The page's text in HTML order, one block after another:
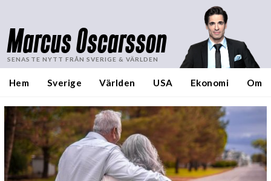
Marcus Oscarsson
SENASTE NYTT FRÅN SVERIGE & VÄRLDEN
Hem Sverige Världen USA Ekonomi Om